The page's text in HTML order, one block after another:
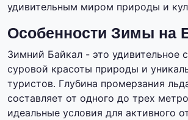
удивительным миром природы и
Особенности Зимы на
Зимний Байкал - это удивительное
суровой красоты природы и
туристов. Глубина промерзания
составляет от одного до трех
идеальные условия для активного